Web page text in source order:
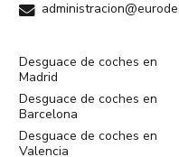
Desguace de coches en
Madrid
Desguace de coches en
Barcelona
Desguace de coches en
Valencia